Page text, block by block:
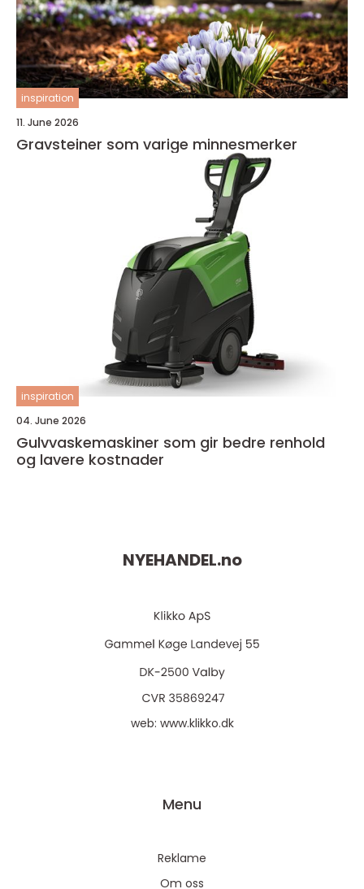
inspiration
11. June 2026
Gravsteiner som varige minnesmerker
inspiration
04. June 2026
Gulvvaskemaskiner som gir bedre renhold
og lavere kostnader
NYEHANDEL.no
web: www.klikko.dk
Menu
Reklame
Om oss